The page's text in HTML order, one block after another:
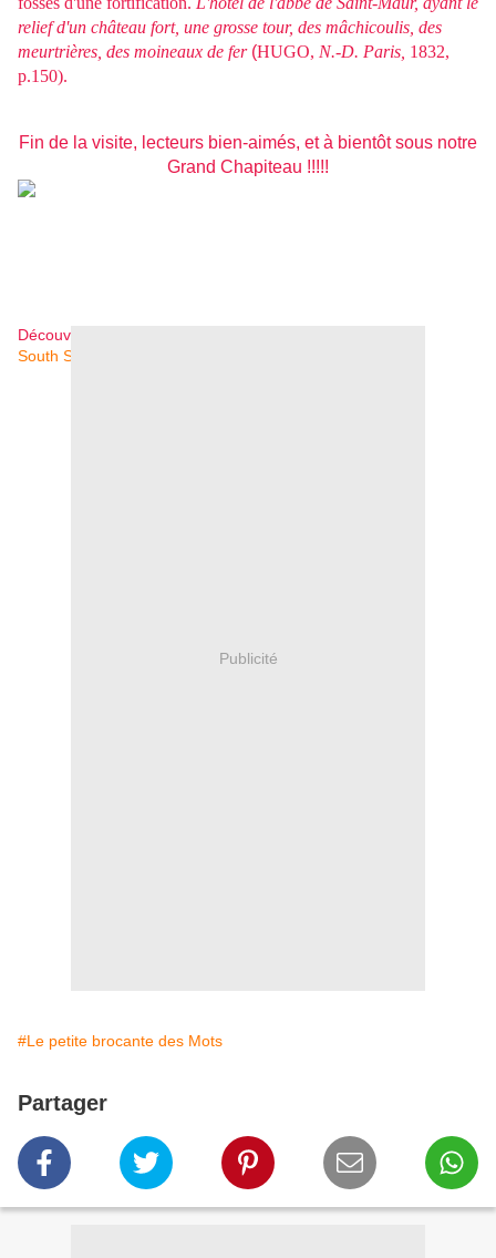
relief d'un château fort, une grosse tour, des mâchicoulis, des
meurtrières, des moineaux de fer(HUGO, N.-D. Paris, 1832,
p.150).
Fin de la visite, lecteurs bien-aimés, et à bientôt sous notre
Grand Chapiteau !!!!!
Découvrez
South Shore Concert Band
Publicité
#Le petite brocante des Mots
Partager